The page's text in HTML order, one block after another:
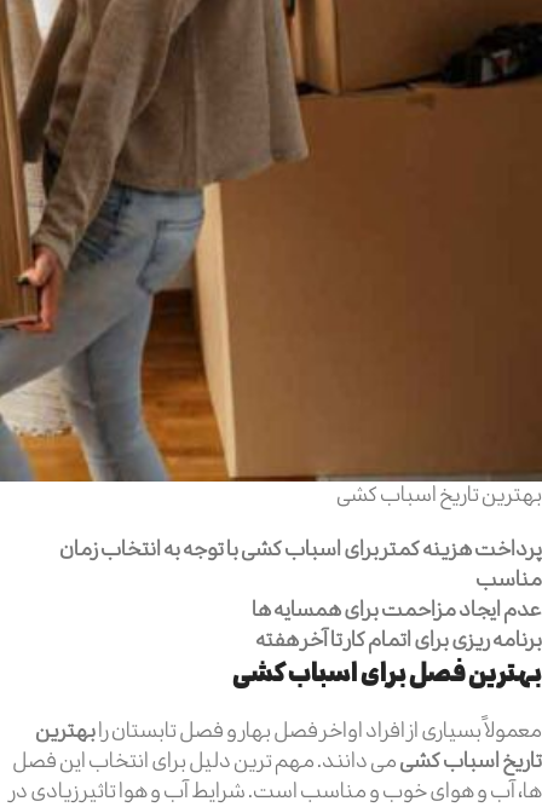
بهترین تاریخ اسباب کشی
پرداخت هزینه کمتر برای اسباب کشی با توجه به انتخاب زمان
مناسب
عدم ایجاد مزاحمت برای همسایه ها
برنامه ریزی برای اتمام کار تا آخر هفته
بهترین فصل برای اسباب کشی
معمولاً بسیاری از افراد اواخر فصل بهار و فصل تابستان رابهترین
تاریخ اسباب کشیمی دانند. مهم ترین دلیل برای انتخاب این فصل
ها، آب و هوای خوب و مناسب است. شرایط آب و هوا تاثیر زیادی در